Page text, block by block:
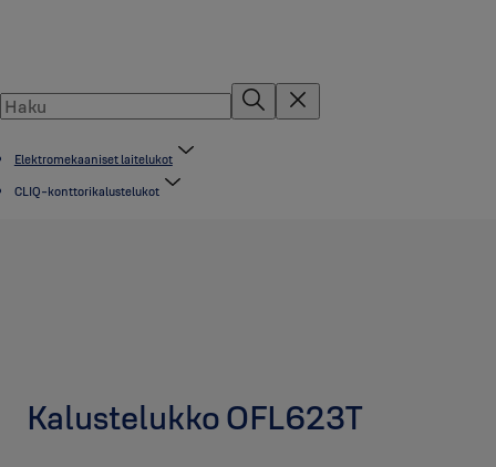
Elektromekaaniset laitelukot
CLIQ-konttorikalustelukot
Kalustelukko OFL623T